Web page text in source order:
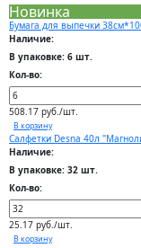
Новинка
Бумага для выпечки
Наличие:
В упаковке: 6 шт.
Кол-во:
508.17 руб./шт.
В корзину
Салфетки Desna 40л
Наличие:
В упаковке: 32 шт.
Кол-во:
25.17 руб./шт.
В корзину